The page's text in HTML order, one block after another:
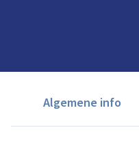
Algemene info